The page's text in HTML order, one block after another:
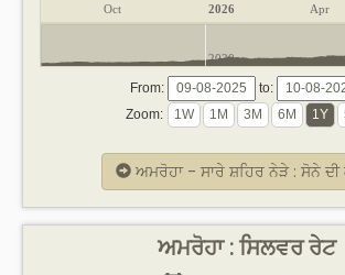
Oct 2026 Apr
2020
From:
to:
Zoom:
ਅਮਰੋਹਾ - ਸਾਰੇ ਸ਼ਹਿਰ ਨੇੜੇ : ਸੋਨੇ ਦੀ
ਅਮਰੋਹਾ : ਸਿਲਵਰ ਰੇਟ